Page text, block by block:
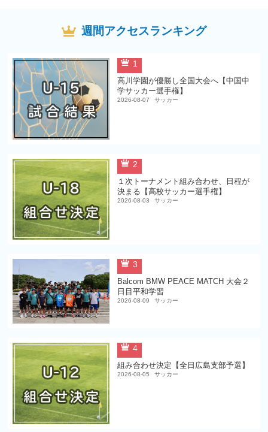
週間アクセスランキング
1
高川学園が優勝し全国大会へ【中国中
学サッカー選手権】
2026-08-07 サッカー
2
１次トーナメント組み合わせ、日程が
決まる【高校サッカー選手権】
2026-08-03 サッカー
3
Balcom BMW PEACE MATCH 大会２
日目平和学習
2026-08-09 サッカー
4
組み合わせ決定【全日広島支部予選】
2026-08-05 サッカー